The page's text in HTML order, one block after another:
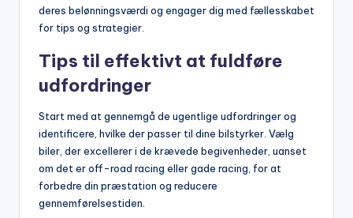
deres belønningsværdi og engager dig med fællesskabet
for tips og strategier.
Tips til effektivt at fuldføre
udfordringer
Start med at gennemgå de ugentlige udfordringer og
identificere, hvilke der passer til dine bilstyrker. Vælg
biler, der excellerer i de krævede begivenheder, uanset
om det er off-road racing eller gade racing, for at
forbedre din præstation og reducere
gennemførelsestiden.